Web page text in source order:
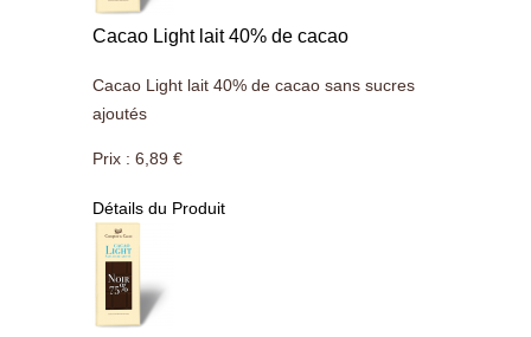
Cacao Light lait 40% de cacao
Cacao Light lait 40% de cacao sans sucres
ajoutés
Prix : 6,89 €
Détails du Produit